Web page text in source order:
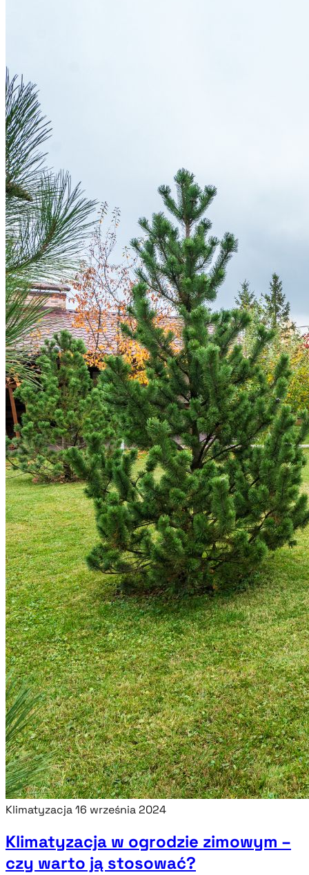
Klimatyzacja16 września 2024
Klimatyzacja w ogrodzie zimowym –
czy warto ją stosować?